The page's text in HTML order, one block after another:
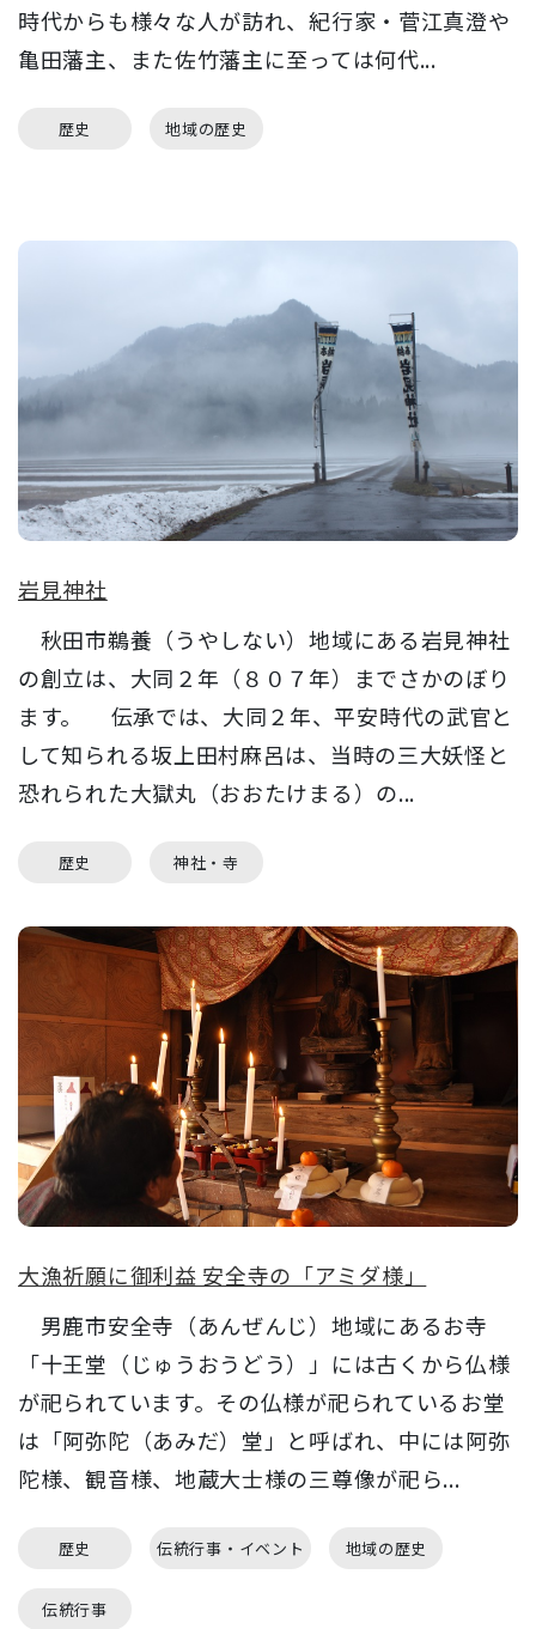
時代からも様々な人が訪れ、紀行家・菅江真澄や
亀田藩主、また佐竹藩主に至っては何代...
歴史 地域の歴史
岩見神社
秋田市鵜養（うやしない）地域にある岩見神社
の創立は、大同２年（８０７年）までさかのぼり
ます。 伝承では、大同２年、平安時代の武官と
して知られる坂上田村麻呂は、当時の三大妖怪と
恐れられた大獄丸（おおたけまる）の...
歴史 神社・寺
大漁祈願に御利益 安全寺の「アミダ様」
男鹿市安全寺（あんぜんじ）地域にあるお寺
「十王堂（じゅうおうどう）」には古くから仏様
が祀られています。その仏様が祀られているお堂
は「阿弥陀（あみだ）堂」と呼ばれ、中には阿弥
陀様、観音様、地蔵大士様の三尊像が祀ら...
歴史 伝統行事・イベント 地域の歴史
伝統行事